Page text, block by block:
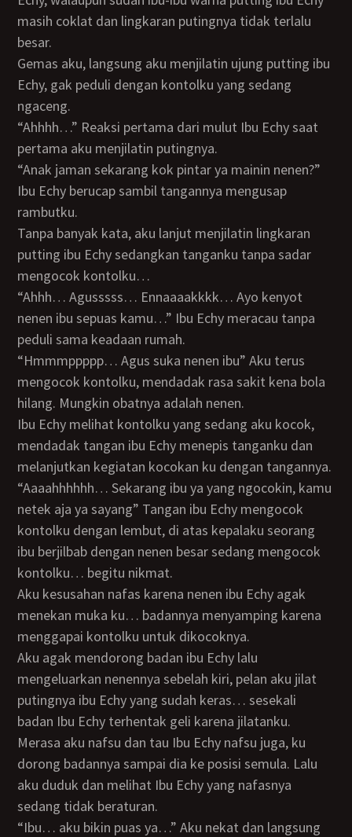
masih coklat dan lingkaran putingnya tidak terlalu
besar.
Gemas aku, langsung aku menjilatin ujung putting ibu
Echy, gak peduli dengan kontolku yang sedang
ngaceng.
“Ahhhh…” Reaksi pertama dari mulut Ibu Echy saat
pertama aku menjilatin putingnya.
“Anak jaman sekarang kok pintar ya mainin nenen?”
Ibu Echy berucap sambil tangannya mengusap
rambutku.
Tanpa banyak kata, aku lanjut menjilatin lingkaran
putting ibu Echy sedangkan tanganku tanpa sadar
mengocok kontolku…
“Ahhh… Agusssss… Ennaaaakkkk… Ayo kenyot
nenen ibu sepuas kamu…” Ibu Echy meracau tanpa
peduli sama keadaan rumah.
“Hmmmppppp… Agus suka nenen ibu” Aku terus
mengocok kontolku, mendadak rasa sakit kena bola
hilang. Mungkin obatnya adalah nenen.
Ibu Echy melihat kontolku yang sedang aku kocok,
mendadak tangan ibu Echy menepis tanganku dan
melanjutkan kegiatan kocokan ku dengan tangannya.
“Aaaahhhhhh… Sekarang ibu ya yang ngocokin, kamu
netek aja ya sayang” Tangan ibu Echy mengocok
kontolku dengan lembut, di atas kepalaku seorang
ibu berjilbab dengan nenen besar sedang mengocok
kontolku… begitu nikmat.
Aku kesusahan nafas karena nenen ibu Echy agak
menekan muka ku… badannya menyamping karena
menggapai kontolku untuk dikocoknya.
Aku agak mendorong badan ibu Echy lalu
mengeluarkan nenennya sebelah kiri, pelan aku jilat
putingnya ibu Echy yang sudah keras… sesekali
badan Ibu Echy terhentak geli karena jilatanku.
Merasa aku nafsu dan tau Ibu Echy nafsu juga, ku
dorong badannya sampai dia ke posisi semula. Lalu
aku duduk dan melihat Ibu Echy yang nafasnya
sedang tidak beraturan.
“Ibu… aku bikin puas ya…” Aku nekat dan langsung